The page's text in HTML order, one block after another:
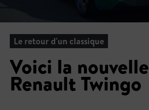
Le retour d'un classique
Voici la nouvelle
Renault Twingo